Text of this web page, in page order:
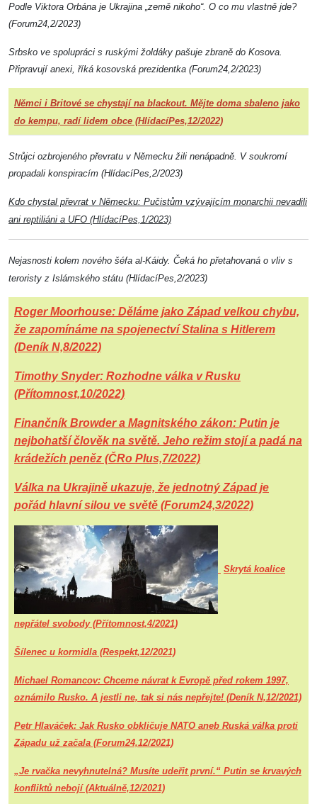
Podle Viktora Orbána je Ukrajina „země nikoho“. O co mu vlastně jde?
(Forum24,2/2023)
Srbsko ve spolupráci s ruskými žoldáky pašuje zbraně do Kosova.
Připravují anexi, říká kosovská prezidentka (Forum24,2/2023)
Němci i Britové se chystají na blackout. Mějte doma sbaleno jako
do kempu, radí lidem obce (HlídacíPes,12/2022)
Strůjci ozbrojeného převratu v Německu žili nenápadně. V soukromí
propadali konspiracím (HlídacíPes,2/2023)
Kdo chystal převrat v Německu: Pučistům vzývajícím monarchii nevadili
ani reptiliáni a UFO (HlídacíPes,1/2023)
Nejasnosti kolem nového šéfa al-Káidy. Čeká ho přetahovaná o vliv s
teroristy z Islámského státu (HlídacíPes,2/2023)
Roger Moorhouse: Děláme jako Západ velkou chybu,
že zapomínáme na spojenectví Stalina s Hitlerem
(Deník N,8/2022)
Timothy Snyder: Rozhodne válka v Rusku
(Přítomnost,10/2022)
Finančník Browder a Magnitského zákon: Putin je
nejbohatší člověk na světě. Jeho režim stojí a padá na
krádežích peněz (ČRo Plus,7/2022)
Válka na Ukrajině ukazuje, že jednotný Západ je
pořád hlavní silou ve světě (Forum24,3/2022)
Skrytá koalice
nepřátel svobody (Přítomnost,4/2021)
Šílenec u kormidla (Respekt,12/2021)
Michael Romancov: Chceme návrat k Evropě před rokem 1997,
oznámilo Rusko. A jestli ne, tak si nás nepřejte! (Deník N,12/2021)
Petr Hlaváček: Jak Rusko obkličuje NATO aneb Ruská válka proti
Západu už začala (Forum24,12/2021)
„Je rvačka nevyhnutelná? Musíte udeřit první.“ Putin se krvavých
konfliktů nebojí (Aktuálně,12/2021)